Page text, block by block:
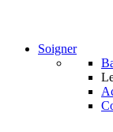
Soigner